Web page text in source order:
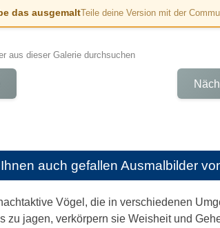
das ausgemaltTeile deine Version mit der
aus dieser Galerie durchsuchen
auch gefallen Ausmalbilder
Vögel, die in verschiedenen
zu jagen, verkörpern sie Weisheit und